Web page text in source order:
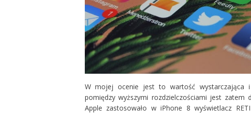
W mojej ocenie jest to wartość wystarczająca i
pomiędzy wyższymi rozdzielczościami jest zatem
Apple zastosowało w iPhone 8 wyświetlacz